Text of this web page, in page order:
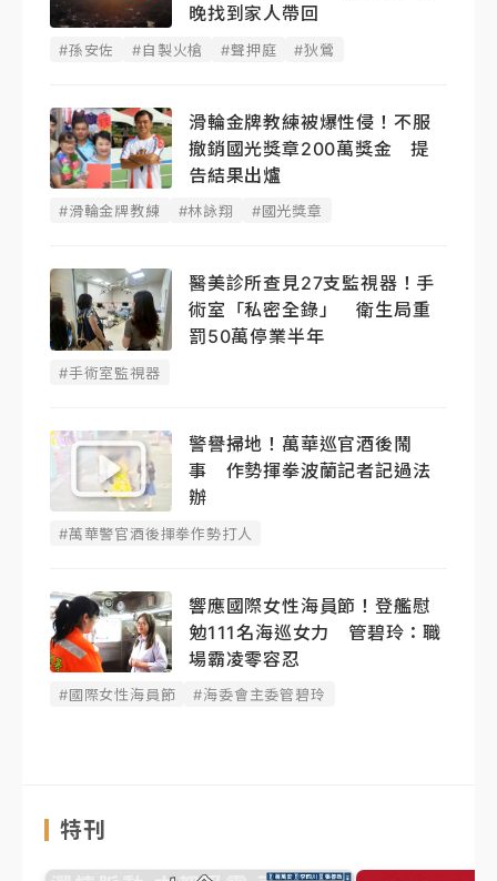
晚找到家人帶回
#孫安佐 #自製火槍 #聲押庭 #狄鶯
滑輪金牌教練被爆性侵！不服
撤銷國光獎章200萬獎金 提
告結果出爐
#滑輪金牌教練 #林詠翔 #國光獎章
醫美診所查見27支監視器！手
術室「私密全錄」 衛生局重
罰50萬停業半年
#手術室監視器
警譽掃地！萬華巡官酒後鬧
事 作勢揮拳波蘭記者記過法
辦
#萬華警官酒後揮拳作勢打人
響應國際女性海員節！登艦慰
勉111名海巡女力 管碧玲：職
場霸凌零容忍
#國際女性海員節 #海委會主委管碧玲
特刊